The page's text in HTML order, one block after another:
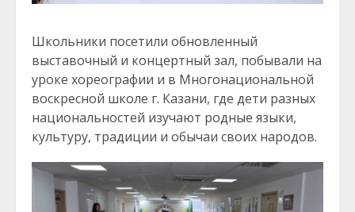
Школьники посетили обновленный
выставочный и концертный зал, побывали на
уроке хореографии и в Многонациональной
воскресной школе г. Казани, где дети разных
национальностей изучают родные языки,
культуру, традиции и обычаи своих народов.